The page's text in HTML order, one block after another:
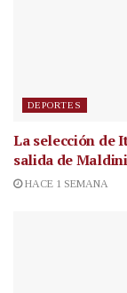
DEPORTES
La selección de
salida de
HACE 1 SEMANA